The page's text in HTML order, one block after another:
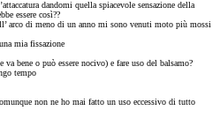
dandomi quella spiacevole sensazione della
essere così??
arco di meno di un anno mi sono venuti moto più mossi
mia fissazione
bene o può essere nocivo) e fare uso del balsamo?
tempo
non ne ho mai fatto un uso eccessivo di tutto